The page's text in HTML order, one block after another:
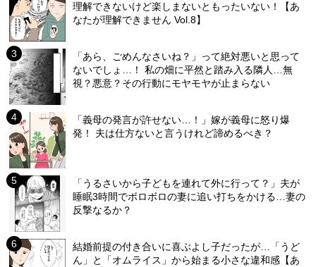
理解できないけど楽しまないともったいない！【あ
なたが理解できません Vol.8】
「あら、ごめんなさいね？」って絶対悪いと思って
ないでしょ…！ 私の畑に平然と踏み入る隣人…無
視？悪意？その行動にモヤモヤが止まらない
「義母の発言が許せない…！」嫁が義母に怒り爆
発！ 夫は仕方ないと言うけれど諦めるべき？
「うるさいから子どもを連れて外に行って？」夫が
睡眠3時間でボロボロの妻に追い打ちをかける…妻の
反撃なるか？
結婚前提の付き合いに喜ぶよし子だったが…「うど
ん」と「オムライス」から始まる小さな違和感【あ